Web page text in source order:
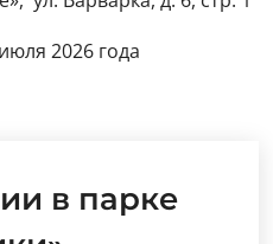
2026 года
в парке